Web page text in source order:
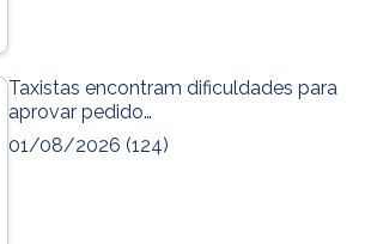
Taxistas encontram dificuldades para
aprovar pedido…
01/08/2026 (124)